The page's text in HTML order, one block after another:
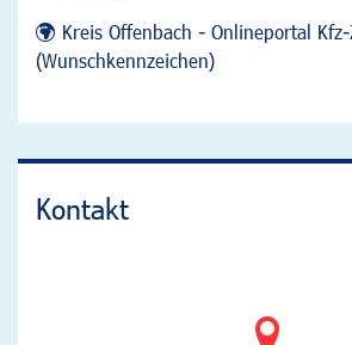
Kreis Offenbach - Onlineportal
(Wunschkennzeichen)
Kontakt